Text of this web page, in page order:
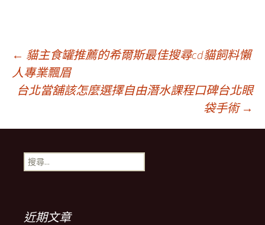
文
章
導
覽
← 貓主食罐推薦的希爾斯最佳搜尋cd貓飼料懶
人專業飄眉
台北當舖該怎麼選擇自由潛水課程口碑台北眼
袋手術 →
搜
尋
近期文章